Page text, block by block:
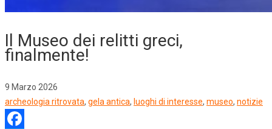
Il Museo dei relitti greci,
finalmente!
9 Marzo 2026
archeologia ritrovata, gela antica, luoghi di interesse, museo, notizie